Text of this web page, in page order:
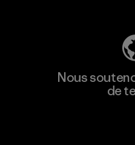
Nous
de